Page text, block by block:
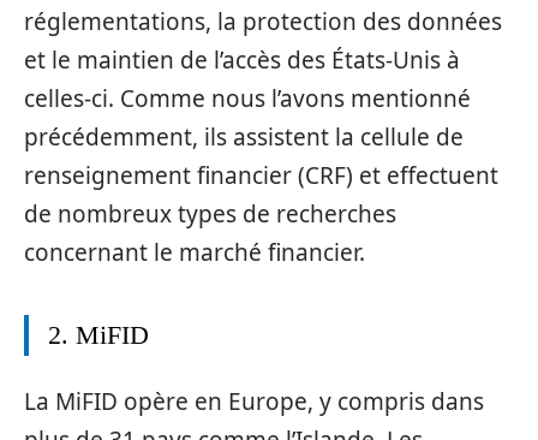
réglementations, la protection des données
et le maintien de l’accès des États-Unis à
celles-ci. Comme nous l’avons mentionné
précédemment, ils assistent la cellule de
renseignement financier (CRF) et effectuent
de nombreux types de recherches
concernant le marché financier.
2. MiFID
La MiFID opère en Europe, y compris dans